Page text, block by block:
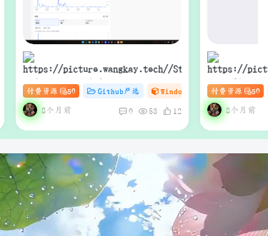
# zibll # C # DDoS
Video Material GEN Workstation
｜AI短视频生成与项目管理一体化
工作站
付费资源 50 Github严选 Windows工具库 杂货铺
8个月前 0 53 12
MouseClick
付费资源 50
8个月前